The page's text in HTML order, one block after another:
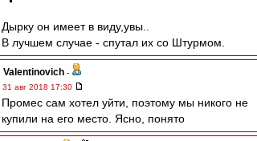
Дырку он имеет в виду,увы..
В лучшем случае - спутал их со Штурмом.
Valentinovich -
31 авг 2018 17:30
Промес сам хотел уйти, поэтому мы никого не
купили на его место. Ясно, понято